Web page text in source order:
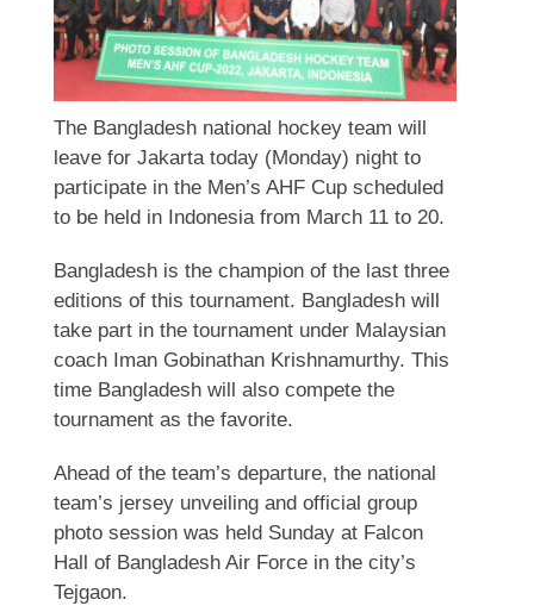
The Bangladesh national hockey team will
leave for Jakarta today (Monday) night to
participate in the Men’s AHF Cup scheduled
to be held in Indonesia from March 11 to 20.
Bangladesh is the champion of the last three
editions of this tournament. Bangladesh will
take part in the tournament under Malaysian
coach Iman Gobinathan Krishnamurthy. This
time Bangladesh will also compete the
tournament as the favorite.
Ahead of the team’s departure, the national
team’s jersey unveiling and official group
photo session was held Sunday at Falcon
Hall of Bangladesh Air Force in the city’s
Tejgaon.